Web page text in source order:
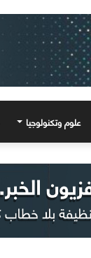
علوم وتكنولوجيا